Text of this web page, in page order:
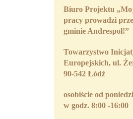
Biuro Projektu
pracy prowadzi
gminie Andrespol!”
Towarzystwo
Europejskich, ul.
90-542 Łódź
osobiście od
w godz. 8:00 -16:00